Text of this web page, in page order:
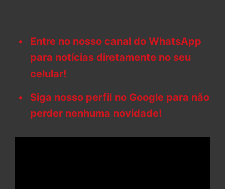
Entre no nosso canal do WhatsApp
para notícias diretamente no seu
celular!
Siga nosso perfil no Google para não
perder nenhuma novidade!